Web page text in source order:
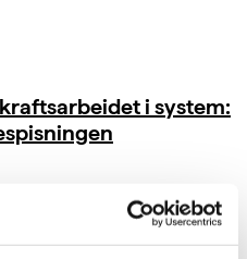
i system: